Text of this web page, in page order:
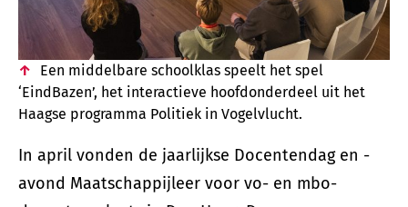
Een middelbare schoolklas speelt het spel
‘EindBazen’, het interactieve hoofdonderdeel uit het
Haagse programma Politiek in Vogelvlucht.
In april vonden de jaarlijkse Docentendag en -
avond Maatschappijleer voor vo- en mbo-